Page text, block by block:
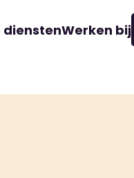
dienstenWerken bij